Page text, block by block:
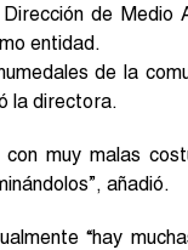
de Medio
entidad.
de la
la directora.
muy malas
añadió.
“hay